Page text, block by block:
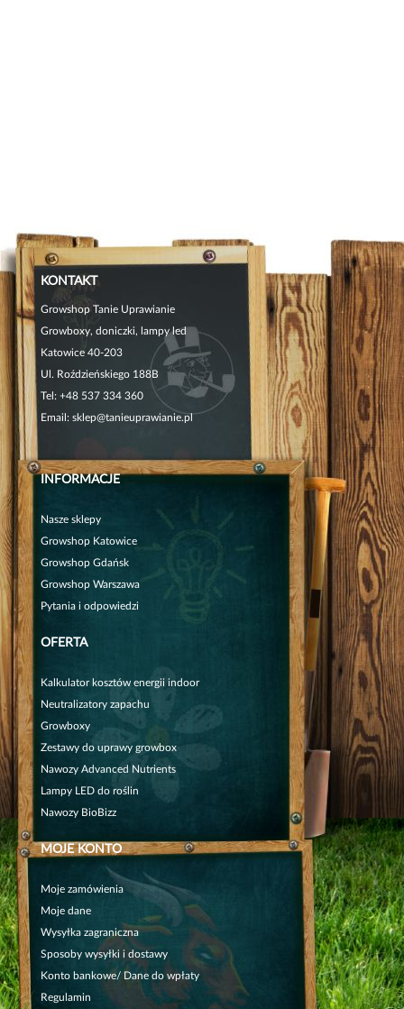
KONTAKT
Growshop Tanie Uprawianie
Growboxy, doniczki, lampy led
Katowice 40-203
Ul. Roździeńskiego 188B
Tel: +48 537 334 360
Email: sklep@tanieuprawianie.pl
INFORMACJE
Nasze sklepy
Growshop Katowice
Growshop Gdańsk
Growshop Warszawa
Pytania i odpowiedzi
OFERTA
Kalkulator kosztów energii indoor
Neutralizatory zapachu
Growboxy
Zestawy do uprawy growbox
Nawozy Advanced Nutrients
Lampy LED do roślin
Nawozy BioBizz
MOJE KONTO
Moje zamówienia
Moje dane
Wysyłka zagraniczna
Sposoby wysyłki i dostawy
Konto bankowe/ Dane do wpłaty
Regulamin